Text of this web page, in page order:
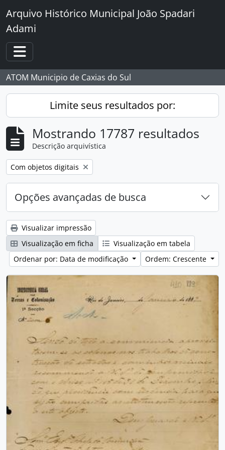
Skip to main content
Arquivo Histórico Municipal João Spadari
Adami
Toggle navigation
ATOM Municipio de Caxias do Sul
Limite seus resultados por:
Mostrando 17787 resultados
Descrição arquivística
Remover filtro:
Com objetos digitais
Opções avançadas de busca
Visualizar impressão
Visualização em ficha
Visualização em tabela
Ordenar por: Data de modificação
Ordem: Crescente